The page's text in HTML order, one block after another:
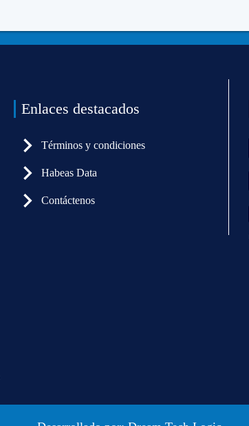
Enlaces destacados
Términos y condiciones
Habeas Data
Contáctenos